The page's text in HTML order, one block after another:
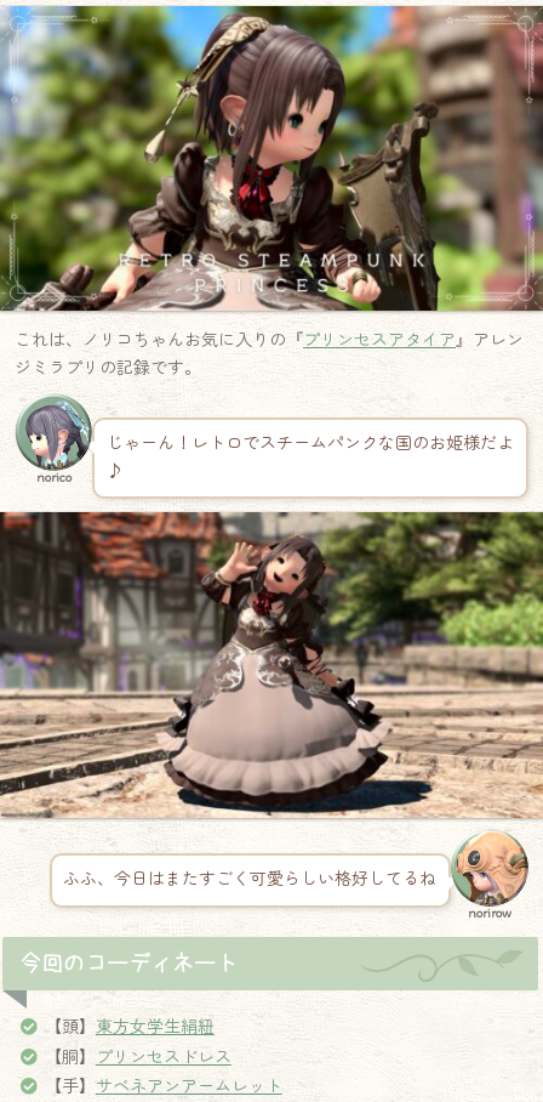
これは、ノリコちゃんお気に入りの『プリンセスアタイア』アレン
ジミラプリの記録です。
norico
じゃーん！レトロでスチームパンクな国のお姫様だよ
♪
ふふ、今日はまたすごく可愛らしい格好してるね
norirow
今回のコーディネート
【頭】 東方女学生絹紐
【胴】
プリンセスドレス
【手】サベネアンアームレット